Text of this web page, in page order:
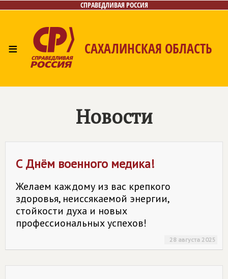
СПРАВЕДЛИВАЯ РОССИЯ
≡ САХАЛИНСКАЯ ОБЛАСТЬ
Фото/Видео
Новости
С Днём военного медика!
Желаем каждому из вас крепкого
здоровья, неиссякаемой энергии,
стойкости духа и новых
профессиональных успехов!
28 августа 2025